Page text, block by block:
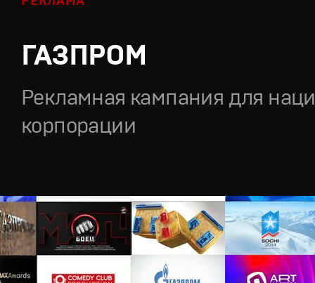
ГАЗПРОМ
Рекламная кампания для
корпорации